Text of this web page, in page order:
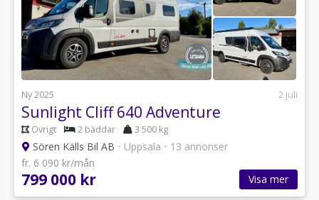
Ny 2025 2 juli
Sunlight Cliff 640 Adventure
Övrigt 2 bäddar 3 500 kg
Sören Källs Bil AB • Uppsala • 13 annonser
fr. 6 090 kr/mån
799 000 kr Visa mer